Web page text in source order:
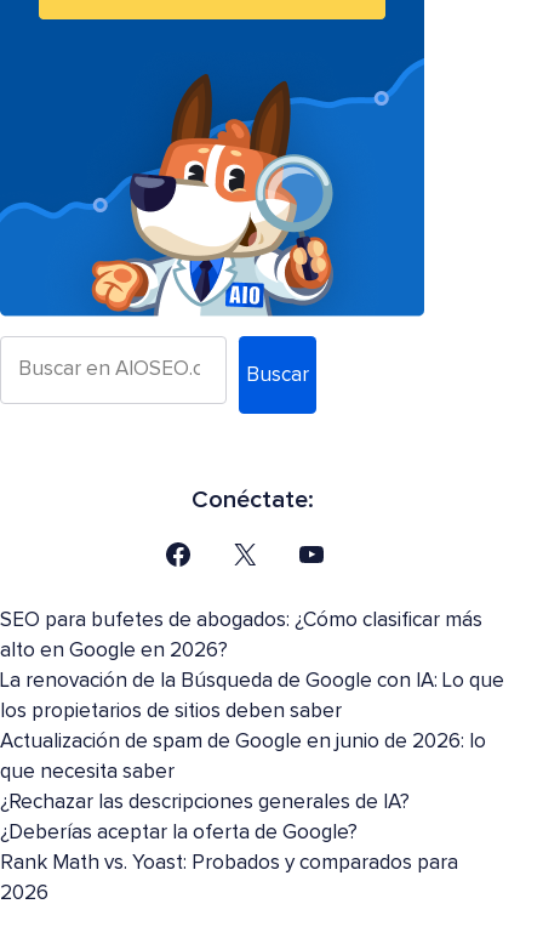
Buscar
Conéctate:
SEO para bufetes de abogados: ¿Cómo clasificar más
alto en Google en 2026?
La renovación de la Búsqueda de Google con IA: Lo que
los propietarios de sitios deben saber
Actualización de spam de Google en junio de 2026: lo
que necesita saber
¿Rechazar las descripciones generales de IA?
¿Deberías aceptar la oferta de Google?
Rank Math vs. Yoast: Probados y comparados para
2026